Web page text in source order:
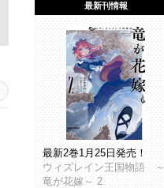
最新刊情報
最新2巻1月25日発売！
ウィズレイン王国物語 ～
竜が花嫁～ 2